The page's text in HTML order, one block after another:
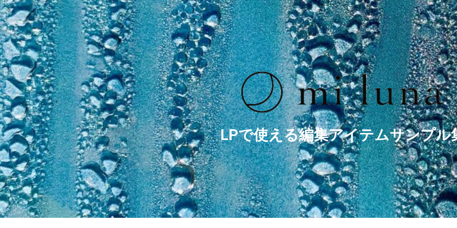
LPで使える編集アイテムサンプル